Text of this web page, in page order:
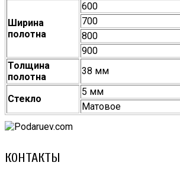
Ширина
полотна
600
700
800
900
Толщина
полотна
38 мм
Стекло
5 мм
Матовое
КОНТАКТЫ